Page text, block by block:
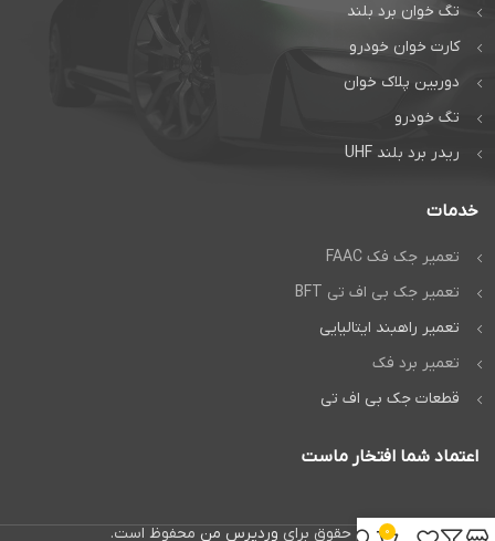
تگ خوان برد بلند
کارت خوان خودرو
دوربین پلاک خوان
تگ خودرو
ریدر برد بلند UHF
خدمات
تعمیر جک فک FAAC
تعمیر جک بی اف تی BFT
تعمیر راهبند ایتالیایی
تعمیر برد فک
قطعات جک بی اف تی
اعتماد شما افتخار ماست
تمام حقوق برای وردپرس من محفوظ است. 0